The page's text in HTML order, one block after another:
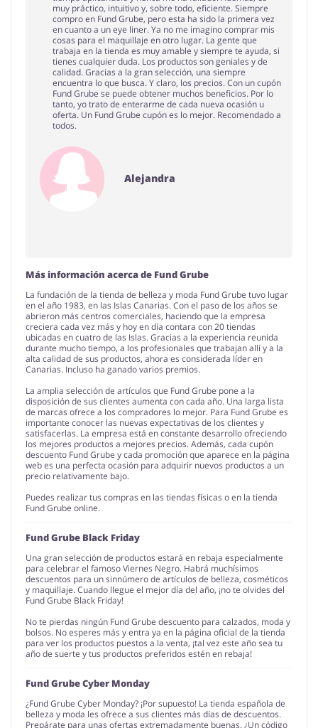
muy práctico, intuitivo y, sobre todo, eficiente. Siempre
compro en Fund Grube, pero esta ha sido la primera vez
en cuanto a un eye liner. Ya no me imagino comprar mis
cosas para el maquillaje en otro lugar. La gente que
trabaja en la tienda es muy amable y siempre te ayuda, si
tienes cualquier duda. Los productos son geniales y de
calidad. Gracias a la gran selección, una siempre
encuentra lo que busca. Y claro, los precios. Con un cupón
Fund Grube se puede obtener muchos beneficios. Por lo
tanto, yo trato de enterarme de cada nueva ocasión u
oferta. Un Fund Grube cupón es lo mejor. Recomendado a
todos.
Alejandra
Más información acerca de Fund Grube
La fundación de la tienda de belleza y moda Fund Grube tuvo lugar
en el año 1983, en las Islas Canarias. Con el paso de los años se
abrieron más centros comerciales, haciendo que la empresa
creciera cada vez más y hoy en día contara con 20 tiendas
ubicadas en cuatro de las Islas. Gracias a la experiencia reunida
durante mucho tiempo, a los profesionales que trabajan allí y a la
alta calidad de sus productos, ahora es considerada líder en
Canarias. Incluso ha ganado varios premios.
La amplia selección de artículos que Fund Grube pone a la
disposición de sus clientes aumenta con cada año. Una larga lista
de marcas ofrece a los compradores lo mejor. Para Fund Grube es
importante conocer las nuevas expectativas de los clientes y
satisfacerlas. La empresa está en constante desarrollo ofreciendo
los mejores productos a mejores precios. Además, cada cupón
descuento Fund Grube y cada promoción que aparece en la página
web es una perfecta ocasión para adquirir nuevos productos a un
precio relativamente bajo.
Puedes realizar tus compras en las tiendas físicas o en la tienda
Fund Grube online.
Fund Grube Black Friday
Una gran selección de productos estará en rebaja especialmente
para celebrar el famoso Viernes Negro. Habrá muchísimos
descuentos para un sinnúmero de artículos de belleza, cosméticos
y maquillaje. Cuando llegue el mejor día del año, ¡no te olvides del
Fund Grube Black Friday!
No te pierdas ningún Fund Grube descuento para calzados, moda y
bolsos. No esperes más y entra ya en la página oficial de la tienda
para ver los productos puestos a la venta, ¡tal vez este año sea tu
año de suerte y tus productos preferidos estén en rebaja!
Fund Grube Cyber Monday
¿Fund Grube Cyber Monday? ¡Por supuesto! La tienda española de
belleza y moda les ofrece a sus clientes más días de descuentos.
Prepárate para unas ofertas extremadamente buenas. ¿Un código